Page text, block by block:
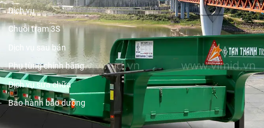
Dịch vụ
Chuỗi trạm 3S
Dịch vụ sau bán
Phụ tùng chính hãng
Dịch vụ sửa chữa
Bảo hành bảo dưỡng